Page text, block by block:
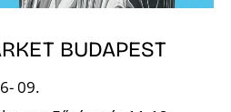
BUDAPEST
09.